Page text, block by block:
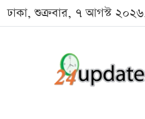
ঢাকা, শুক্রবার, ৭ আগস্ট